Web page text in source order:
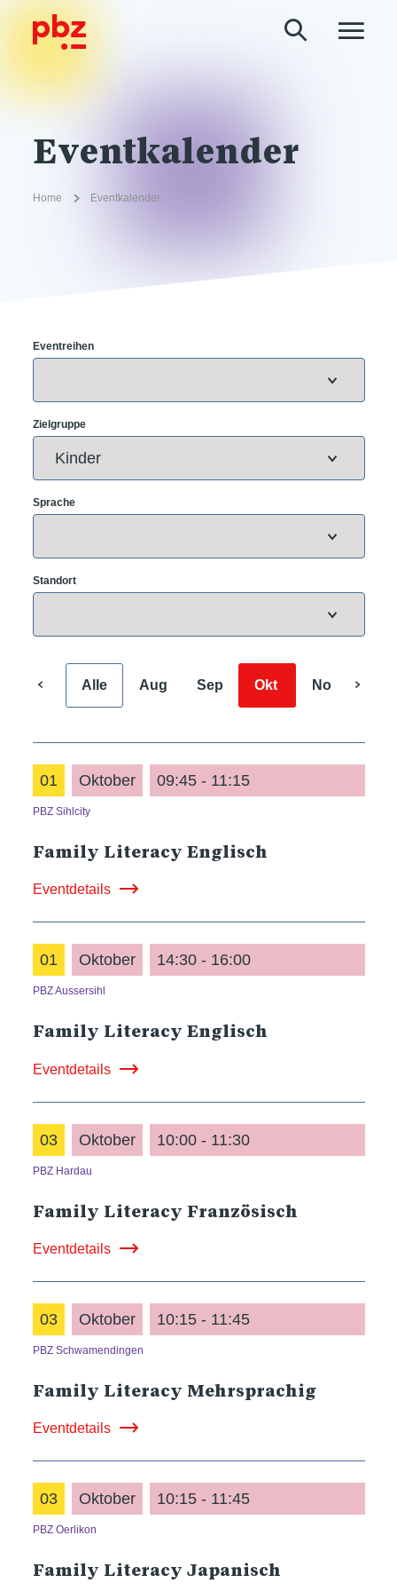
Eventkalender
Home Eventkalender
Eventreihen
Zielgruppe
Sprache
Standort
Alle Aug Sep Okt Nov
01 Oktober 09:45 - 11:15
PBZ Sihlcity
Family Literacy Englisch
Eventdetails
01 Oktober 14:30 - 16:00
PBZ Aussersihl
Family Literacy Englisch
Eventdetails
03 Oktober 10:00 - 11:30
PBZ Hardau
Family Literacy Französisch
Eventdetails
03 Oktober 10:15 - 11:45
PBZ Schwamendingen
Family Literacy Mehrsprachig
Eventdetails
03 Oktober 10:15 - 11:45
PBZ Oerlikon
Family Literacy Japanisch